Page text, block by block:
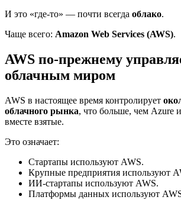
И это «где-то» — почти всегда облако.
Чаще всего: Amazon Web Services (AWS).
AWS по-прежнему
облачным миром
AWS в настоящее время контролирует
облачного рынка, что больше, чем Azure
вместе взятые.
Это означает:
Стартапы используют AWS.
Крупные предприятия используют
ИИ-стартапы используют AWS.
Платформы данных используют